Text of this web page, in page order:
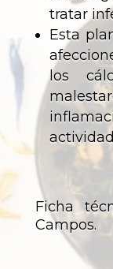
tratar
Esta
los
Ficha
Campos.